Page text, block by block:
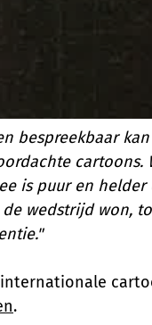
bespreekbaar
is puur en
wedstrijd won,
.